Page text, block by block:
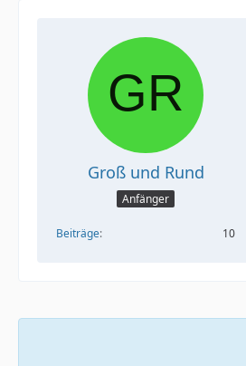
Groß und Rund
Anfänger
Beiträge 10